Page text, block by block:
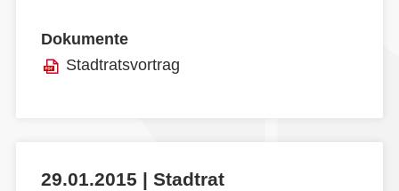
Dokumente
Stadtratsvortrag
29.01.2015 | Stadtrat